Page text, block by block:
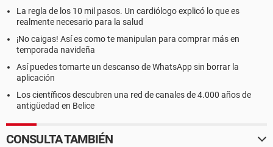
La regla de los 10 mil pasos. Un cardiólogo explicó lo que es
realmente necesario para la salud
¡No caigas! Así es como te manipulan para comprar más en
temporada navideña
Así puedes tomarte un descanso de WhatsApp sin borrar la
aplicación
Los científicos descubren una red de canales de 4.000 años de
antigüedad en Belice
CONSULTA TAMBIÉN